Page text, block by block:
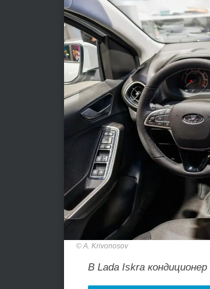
A. Krivonosov
В Lada Iskra